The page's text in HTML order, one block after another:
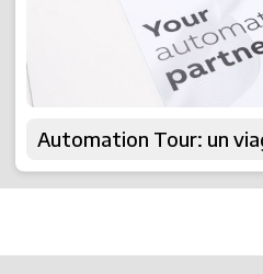
Automation Tour: un